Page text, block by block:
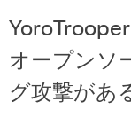
オープンソ
グ攻撃があ